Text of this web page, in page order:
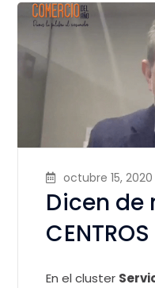
octubre 15, 2020
Dicen de
En el cluster